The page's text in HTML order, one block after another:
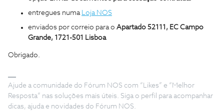
entregues numa Loja NOS
enviados por correio para o Apartado 52111, EC Campo
Grande, 1721-501 Lisboa
Obrigado.
Ajude a comunidade do Fórum NOS com “Likes” e “Melhor
Resposta” nas soluções mais úteis. Siga o perfil para acompanhar
dicas, ajuda e novidades do Fórum NOS.